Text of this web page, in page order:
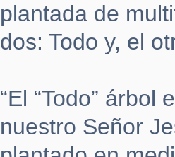
plantada de
dos: Todo y, el
“El “Todo”
nuestro Señor